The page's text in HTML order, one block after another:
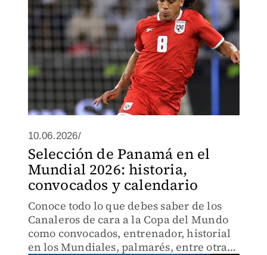
10.06.2026/
Selección de Panamá en el
Mundial 2026: historia,
convocados y calendario
Conoce todo lo que debes saber de los
Canaleros de cara a la Copa del Mundo
como convocados, entrenador, historial
en los Mundiales, palmarés, entre otras